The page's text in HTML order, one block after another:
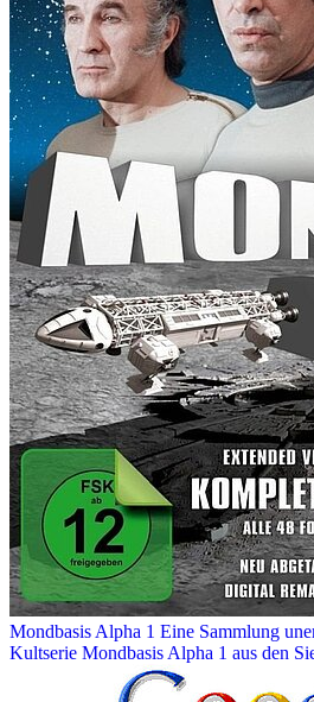
Mondbasis Alpha 1 Eine Sammlung
Kultserie Mondbasis Alpha 1 aus den